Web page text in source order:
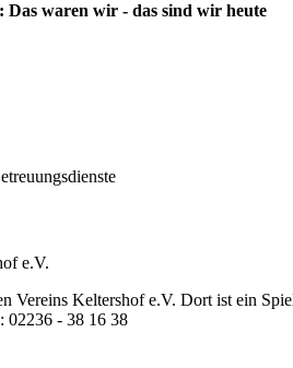
Das waren wir - das sind wir heute
e.V.
Vereins Keltershof e.V. Dort ist ein
02236 - 38 16 38